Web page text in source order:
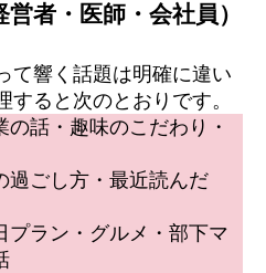
者・医師・会社員）
て響く話題は明確に違い
すると次のとおりです。
話・趣味のこだわり・
過ごし方・最近読んだ
プラン・グルメ・部下マ